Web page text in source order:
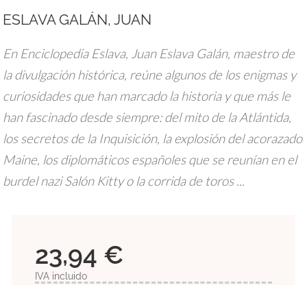
ESLAVA GALÁN, JUAN
En Enciclopedia Eslava, Juan Eslava Galán, maestro de
la divulgación histórica, reúne algunos de los enigmas y
curiosidades que han marcado la historia y que más le
han fascinado desde siempre: del mito de la Atlántida,
los secretos de la Inquisición, la explosión del acorazado
Maine, los diplomáticos españoles que se reunían en el
burdel nazi Salón Kitty o la corrida de toros ...
23,94 €
IVA incluido